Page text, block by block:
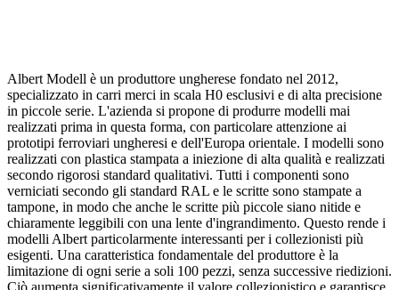
Albert Modell è un produttore ungherese fondato nel 2012,
specializzato in carri merci in scala H0 esclusivi e di alta precisione
in piccole serie. L'azienda si propone di produrre modelli mai
realizzati prima in questa forma, con particolare attenzione ai
prototipi ferroviari ungheresi e dell'Europa orientale. I modelli sono
realizzati con plastica stampata a iniezione di alta qualità e realizzati
secondo rigorosi standard qualitativi. Tutti i componenti sono
verniciati secondo gli standard RAL e le scritte sono stampate a
tampone, in modo che anche le scritte più piccole siano nitide e
chiaramente leggibili con una lente d'ingrandimento. Questo rende i
modelli Albert particolarmente interessanti per i collezionisti più
esigenti. Una caratteristica fondamentale del produttore è la
limitazione di ogni serie a soli 100 pezzi, senza successive riedizioni.
Ciò aumenta significativamente il valore collezionistico e garantisce